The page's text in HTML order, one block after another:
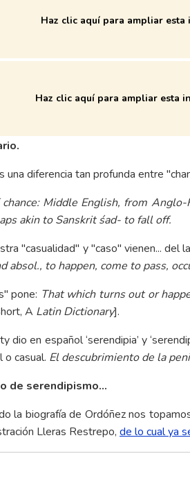
Haz clic aquí para ampliar esta
una diferencia tan profunda entre
Middle English, from
akin to Sanskrit śad- to fall off.
"casualidad" y "caso" vienen... del
absol., to happen, come to pass,
pone: That which turns out or
A Latin Dictionary].
dio en español ‘serendipia’ y
o casual. El descubrimiento de la
de serendipismo...
la biografía de Ordóñez nos
Lleras Restrepo, de lo cual ya